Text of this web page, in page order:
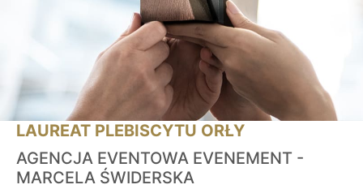
LAUREAT PLEBISCYTU ORŁY
AGENCJA EVENTOWA EVENEMENT -
MARCELA ŚWIDERSKA